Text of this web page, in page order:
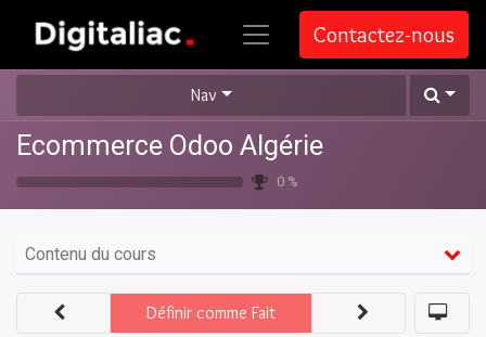
Contactez-nous
Nav
Ecommerce Odoo Algérie
0 %
Contenu du cours
Définir comme Fait